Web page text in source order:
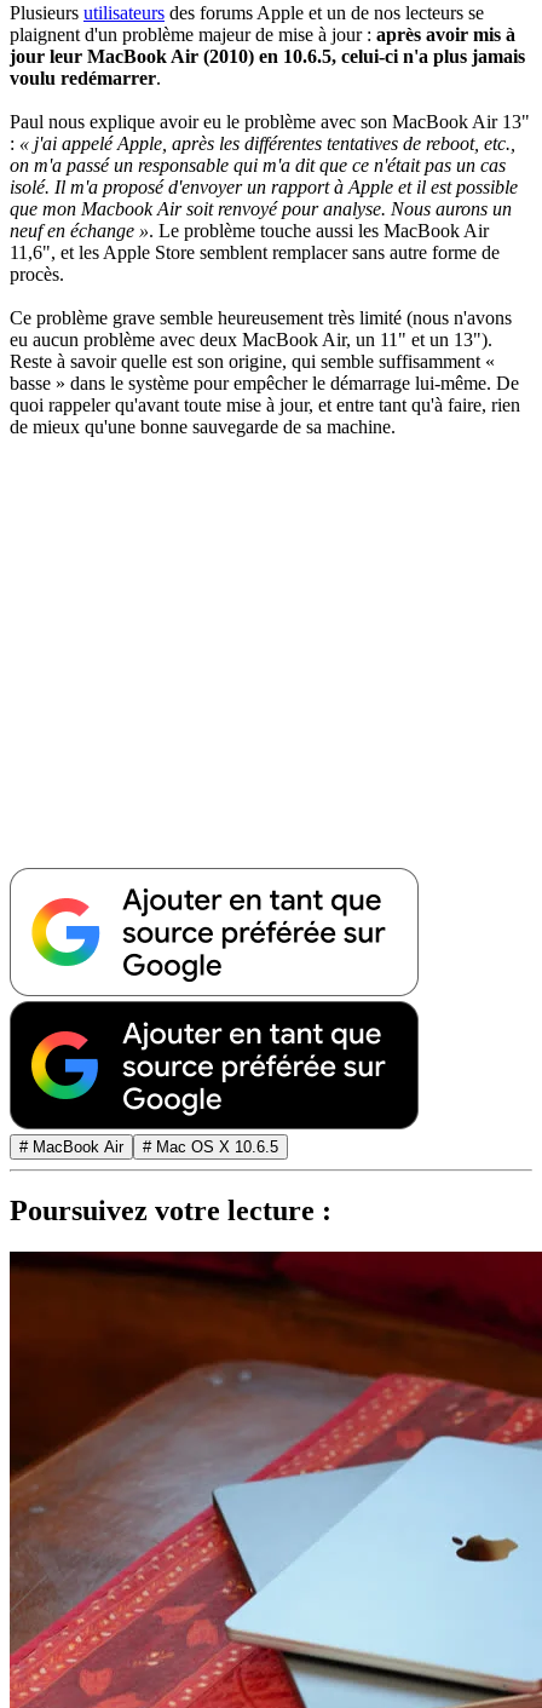
Plusieurs utilisateurs des forums Apple et un de nos lecteurs se
plaignent d'un problème majeur de mise à jour : après avoir mis à
jour leur MacBook Air (2010) en 10.6.5, celui-ci n'a plus jamais
voulu redémarrer.
Paul nous explique avoir eu le problème avec son MacBook Air 13"
: « j'ai appelé Apple, après les différentes tentatives de reboot, etc.,
on m'a passé un responsable qui m'a dit que ce n'était pas un cas
isolé. Il m'a proposé d'envoyer un rapport à Apple et il est possible
que mon Macbook Air soit renvoyé pour analyse. Nous aurons un
neuf en échange ». Le problème touche aussi les MacBook Air
11,6", et les Apple Store semblent remplacer sans autre forme de
procès.
Ce problème grave semble heureusement très limité (nous n'avons
eu aucun problème avec deux MacBook Air, un 11" et un 13").
Reste à savoir quelle est son origine, qui semble suffisamment «
basse » dans le système pour empêcher le démarrage lui-même. De
quoi rappeler qu'avant toute mise à jour, et entre tant qu'à faire, rien
de mieux qu'une bonne sauvegarde de sa machine.
# MacBook Air # Mac OS X 10.6.5
Poursuivez votre lecture :